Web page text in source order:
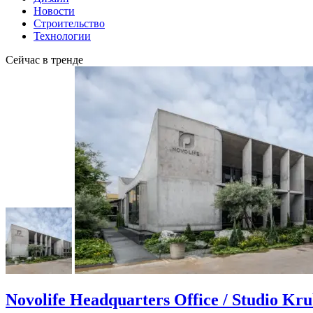
Новости
Строительство
Технологии
Сейчас в тренде
Novolife Headquarters Office / Studio